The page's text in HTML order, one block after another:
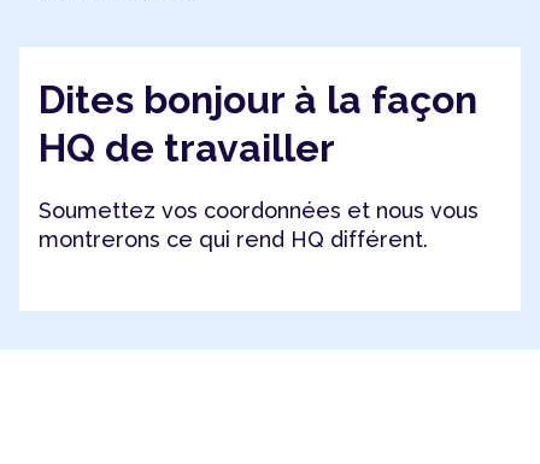
Dites bonjour à la façon
HQ de travailler
Soumettez vos coordonnées et nous vous
montrerons ce qui rend HQ différent.